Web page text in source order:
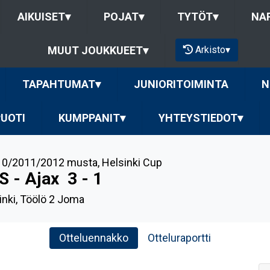
AIKUISET▾ POJAT▾ TYTÖT▾
MUUT JOUKKUEET▾ Arkisto▾
TAPAHTUMAT▾ JUNIORITOIMINTA
KUMPPANIT▾ YHTEYSTIEDOT▾
2011/2012 musta, Helsinki Cup
- Ajax 3 - 1
Töölö 2 Joma
Otteluennakko Otteluraportti